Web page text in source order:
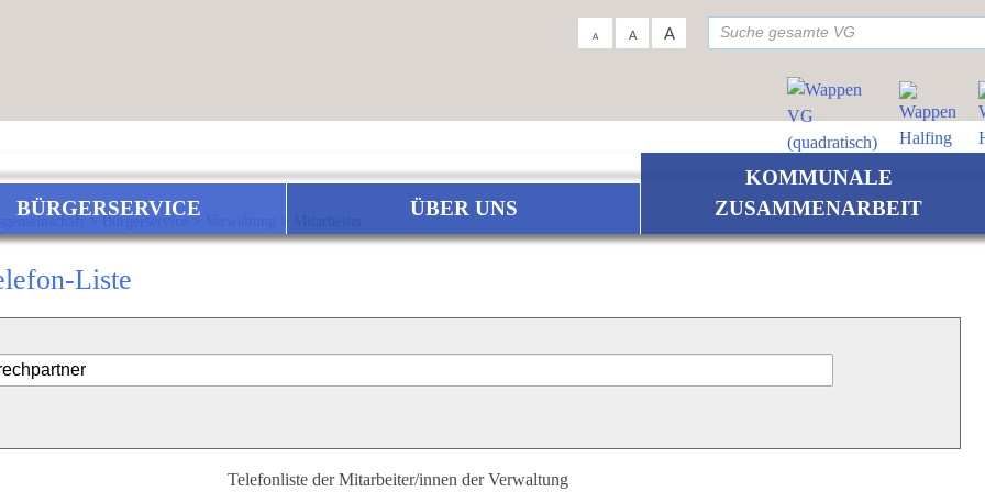
A A A
BÜRGERSERVICE ÜBER UNS
KOMMUNALE
ZUSAMMENARBEIT
>Bürgerservice>
Liste
Telefonliste der Mitarbeiter/innen der Verwaltung